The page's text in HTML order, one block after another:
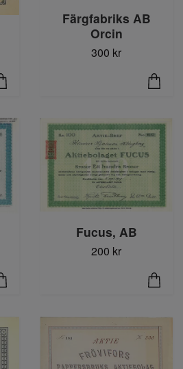
Färgfabriks AB
Orcin
300 kr
Fucus, AB
200 kr